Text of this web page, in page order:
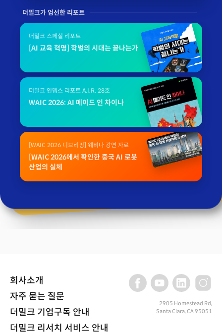
더밀크가 엄선한 리포트
더밀크 스페셜 리포트
[AI 교육 혁명] 학벌의 시대는 끝나는가
더밀크 인뎁스 리포트 A.I.R. 28호
WAIC 2026: AI 메이드 인 차이나
[WAIC 2026 디브리핑] 웨비나 강연 자료
[WAIC 2026에서 확인한 중국 AI 로봇
산업의 실체
회사소개
자주 묻는 질문
더밀크 기업구독 안내
더밀크 리서치 서비스 안내
2905 Homestead Rd,
Santa Clara, CA 95051